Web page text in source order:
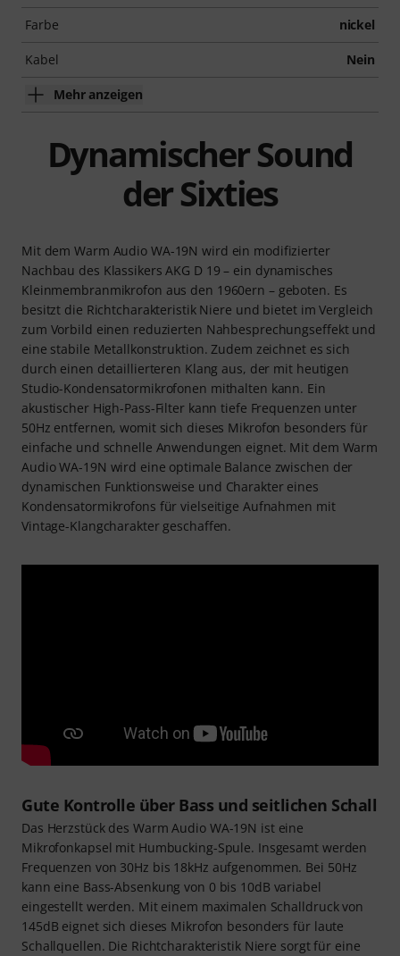
Farbe nickel
Kabel Nein
Mehr anzeigen
Dynamischer Sound
der Sixties
Mit dem Warm Audio WA-19N wird ein modifizierter
Nachbau des Klassikers AKG D 19 – ein dynamisches
Kleinmembranmikrofon aus den 1960ern – geboten. Es
besitzt die Richtcharakteristik Niere und bietet im Vergleich
zum Vorbild einen reduzierten Nahbesprechungseffekt und
eine stabile Metallkonstruktion. Zudem zeichnet es sich
durch einen detaillierteren Klang aus, der mit heutigen
Studio-Kondensatormikrofonen mithalten kann. Ein
akustischer High-Pass-Filter kann tiefe Frequenzen unter
50Hz entfernen, womit sich dieses Mikrofon besonders für
einfache und schnelle Anwendungen eignet. Mit dem Warm
Audio WA-19N wird eine optimale Balance zwischen der
dynamischen Funktionsweise und Charakter eines
Kondensatormikrofons für vielseitige Aufnahmen mit
Vintage-Klangcharakter geschaffen.
Gute Kontrolle über Bass und seitlichen Schall
Das Herzstück des Warm Audio WA-19N ist eine
Mikrofonkapsel mit Humbucking-Spule. Insgesamt werden
Frequenzen von 30Hz bis 18kHz aufgenommen. Bei 50Hz
kann eine Bass-Absenkung von 0 bis 10dB variabel
eingestellt werden. Mit einem maximalen Schalldruck von
145dB eignet sich dieses Mikrofon besonders für laute
Schallquellen. Die Richtcharakteristik Niere sorgt für eine